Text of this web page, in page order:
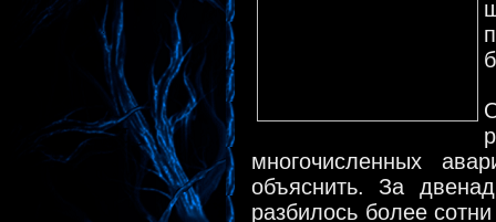
многочисленных
объяснить. За
разбилось более